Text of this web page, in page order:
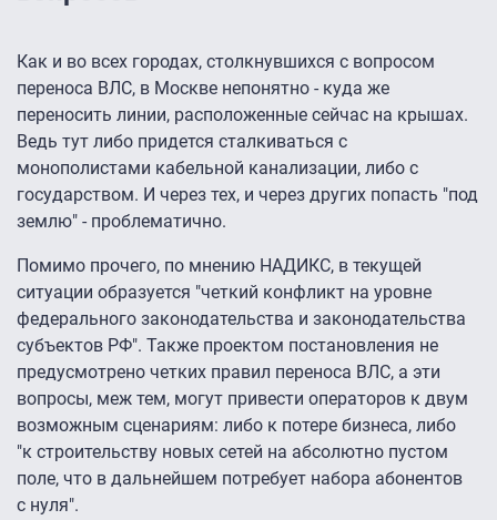
Как и во всех городах, столкнувшихся с вопросом
переноса ВЛС, в Москве непонятно - куда же
переносить линии, расположенные сейчас на крышах.
Ведь тут либо придется сталкиваться с
монополистами кабельной канализации, либо с
государством. И через тех, и через других попасть "под
землю" - проблематично.
Помимо прочего, по мнению НАДИКС, в текущей
ситуации образуется "четкий конфликт на уровне
федерального законодательства и законодательства
субъектов РФ". Также проектом постановления не
предусмотрено четких правил переноса ВЛС, а эти
вопросы, меж тем, могут привести операторов к двум
возможным сценариям: либо к потере бизнеса, либо
"к строительству новых сетей на абсолютно пустом
поле, что в дальнейшем потребует набора абонентов
с нуля".